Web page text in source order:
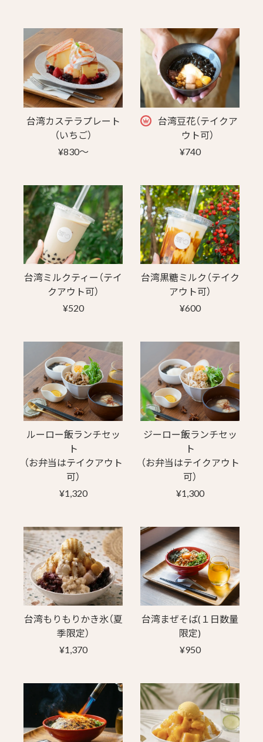
台湾カステラプレート
（いちご）
¥830〜
台湾豆花（テイクア
ウト可）
¥740
台湾ミルクティー（テイ
クアウト可）
¥520
台湾黒糖ミルク（テイク
アウト可）
¥600
ルーロー飯ランチセッ
ト
（お弁当はテイクアウト
可）
¥1,320
ジーロー飯ランチセッ
ト
（お弁当はテイクアウト
可）
¥1,300
台湾もりもりかき氷（夏
季限定）
¥1,370
台湾まぜそば(１日数量
限定)
¥950